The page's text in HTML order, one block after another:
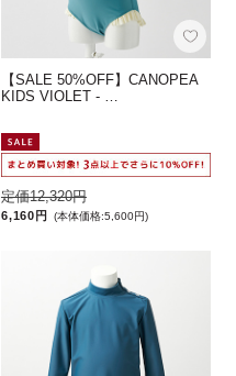
【SALE 50%OFF】CANOPEA
KIDS VIOLET - …
定価12,320円
6,160円 (本体価格:5,600円)